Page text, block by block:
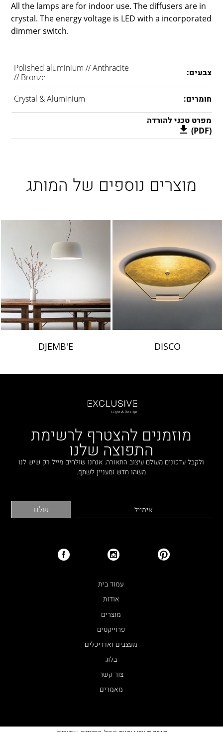
All the lamps are for indoor use. The diffusers are in
crystal. The energy voltage is LED with a incorporated
dimmer switch.
צבעים:
Polished aluminium // Anthracite
// Bronze
חומרים:
Crystal & Aluminium
מפרט טכני להורדה
(PDF)
מוצרים נוספים של המותג
DISCO
DJEMB'E
מוזמנים להצטרף לרשימת
התפוצה שלנו
ולקבל עדכונים מעולם עיצוב התאורה. אנחנו שולחים מייל רק שיש לנו
משהו חדש ומעניין לשתף.
עמוד בית
אודות
מוצרים
פרוייקטים
מעצבים ואדריכלים
בלוג
צור קשר
מאמרים